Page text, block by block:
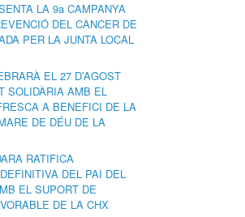
LA 9a CAMPANYA
DEL CÀNCER DE
PER LA JUNTA LOCAL
EL 27 D’AGOST
SOLIDÀRIA AMB EL
A BENEFICI DE LA
DE DÉU DE LA
RATIFICA
DEFINITIVA DEL PAI DEL
EL SUPORT DE
DE LA CHX